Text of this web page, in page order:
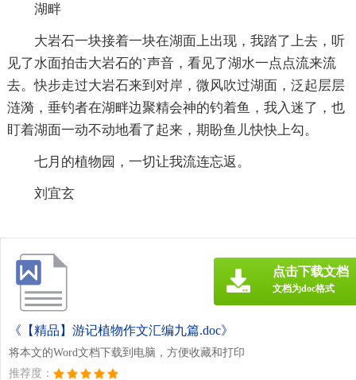
湖畔
大岩石一块接着一块在湖面上出现，我踏了上去，听
见了水面拍击大岩石的`声音，看见了湖水一点点流来流
去。快步走过大岩石来到对岸，微风吹过湖面，泛起层层
涟漪，垂钓者在湖畔边聚精会神的钓着鱼，我入迷了，也
盯着湖面一动不动地看了起来，期盼鱼儿快快上勾。
七月的植物园，一切让我流连忘返。
刘宜玄
《【精品】游记植物作文汇编九篇.doc》
将本文的Word文档下载到电脑，方便收藏和打印
推荐度：
点击下载文档
文档为doc格式